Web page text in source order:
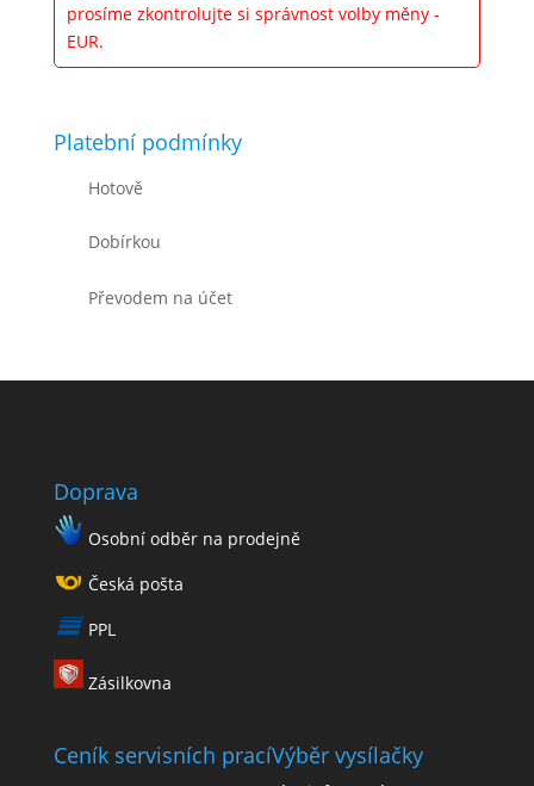
prosíme zkontrolujte si správnost volby měny -
EUR.
Platební podmínky
Hotově
Dobírkou
Převodem na účet
Doprava
Osobní odběr na prodejně
Česká pošta
PPL
Zásilkovna
Ceník servisních pracíVýběr vysílačky